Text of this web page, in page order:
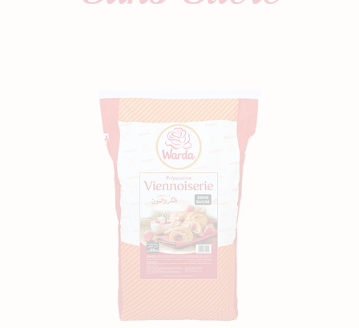
Engagements
Catalogues
Actualités